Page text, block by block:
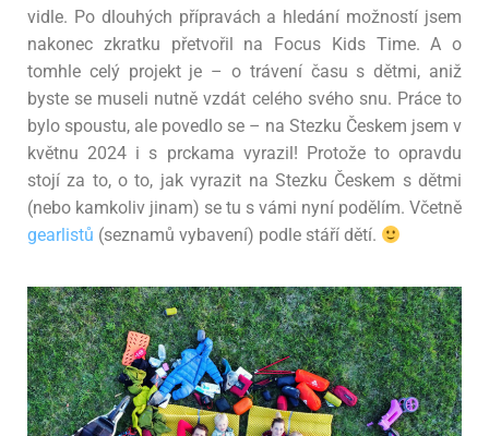
vidle. Po dlouhých přípravách a hledání možností jsem
nakonec zkratku přetvořil na Focus Kids Time. A o
tomhle celý projekt je – o trávení času s dětmi, aniž
byste se museli nutně vzdát celého svého snu. Práce to
bylo spoustu, ale povedlo se – na Stezku Českem jsem v
květnu 2024 i s prckama vyrazil! Protože to opravdu
stojí za to, o to, jak vyrazit na Stezku Českem s dětmi
(nebo kamkoliv jinam) se tu s vámi nyní podělím. Včetně
gearlistů (seznamů vybavení) podle stáří dětí.